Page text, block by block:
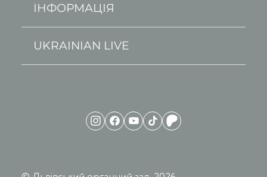
ІНФОРМАЦІЯ
UKRAINIAN LIVE